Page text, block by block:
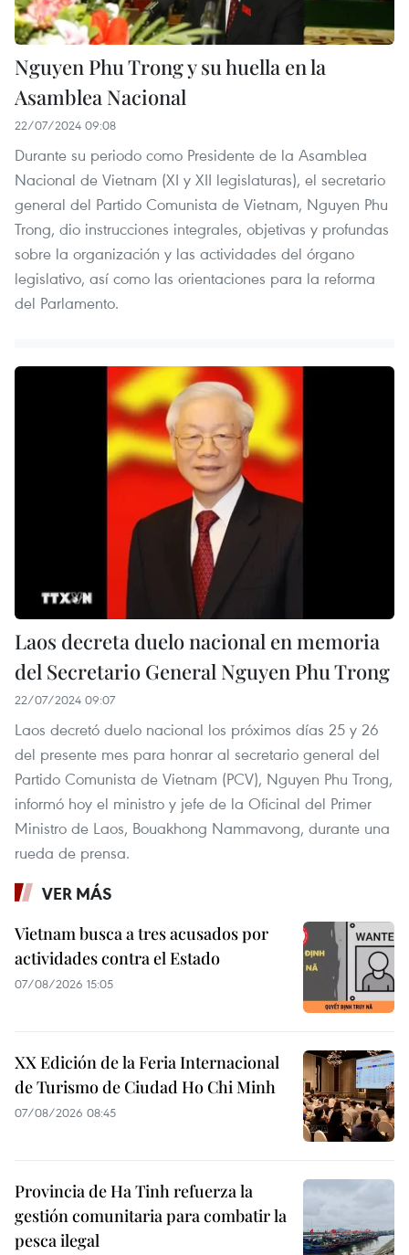
Nguyen Phu Trong y su huella en la
Asamblea Nacional
22/07/2024 09:08
Durante su periodo como Presidente de la Asamblea
Nacional de Vietnam (XI y XII legislaturas), el secretario
general del Partido Comunista de Vietnam, Nguyen Phu
Trong, dio instrucciones integrales, objetivas y profundas
sobre la organización y las actividades del órgano
legislativo, así como las orientaciones para la reforma
del Parlamento.
Laos decreta duelo nacional en memoria
del Secretario General Nguyen Phu Trong
22/07/2024 09:07
Laos decretó duelo nacional los próximos días 25 y 26
del presente mes para honrar al secretario general del
Partido Comunista de Vietnam (PCV), Nguyen Phu Trong,
informó hoy el ministro y jefe de la Oficinal del Primer
Ministro de Laos, Bouakhong Nammavong, durante una
rueda de prensa.
VER MÁS
Vietnam busca a tres acusados por
actividades contra el Estado
07/08/2026 15:05
XX Edición de la Feria Internacional
de Turismo de Ciudad Ho Chi Minh
07/08/2026 08:45
Provincia de Ha Tinh refuerza la
gestión comunitaria para combatir la
pesca ilegal